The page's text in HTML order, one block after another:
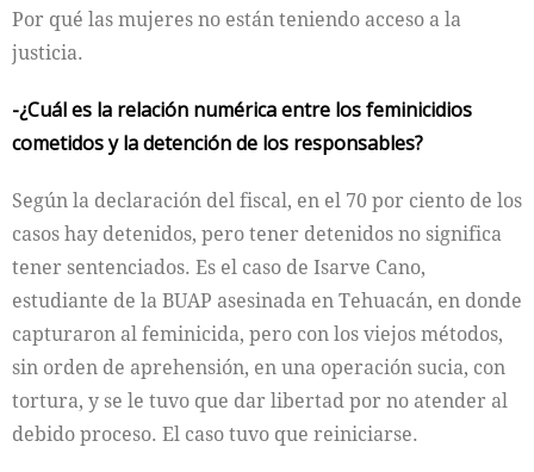
Por qué las mujeres no están teniendo acceso a la
justicia.
-¿Cuál es la relación numérica entre los feminicidios
cometidos y la detención de los responsables?
Según la declaración del fiscal, en el 70 por ciento de los
casos hay detenidos, pero tener detenidos no significa
tener sentenciados. Es el caso de Isarve Cano,
estudiante de la BUAP asesinada en Tehuacán, en donde
capturaron al feminicida, pero con los viejos métodos,
sin orden de aprehensión, en una operación sucia, con
tortura, y se le tuvo que dar libertad por no atender al
debido proceso. El caso tuvo que reiniciarse.